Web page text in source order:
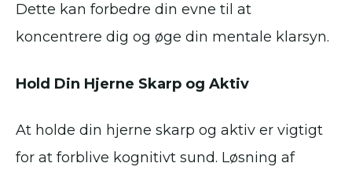
Dette kan forbedre din evne til at
koncentrere dig og øge din mentale klarsyn.
Hold Din Hjerne Skarp og Aktiv
At holde din hjerne skarp og aktiv er vigtigt
for at forblive kognitivt sund. Løsning af